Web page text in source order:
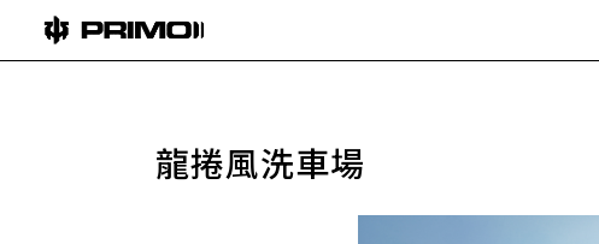
龍捲風洗車場